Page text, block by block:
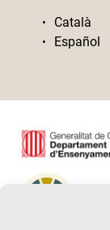
Català
Español